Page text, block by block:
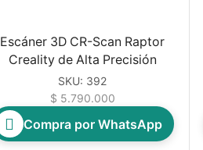
Escáner 3D CR-Scan Raptor
Creality de Alta Precisión
SKU: 392
$ 5.790.000
Compra por WhatsApp